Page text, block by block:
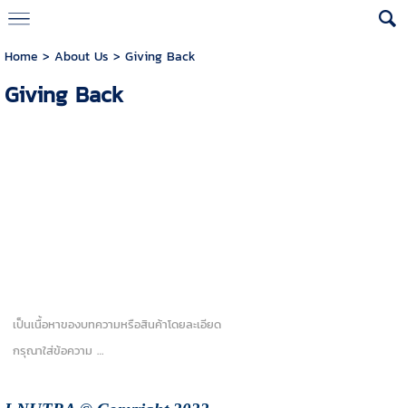
Home > About Us > Giving Back
Giving Back
เป็นเนื้อหาของบทความหรือสินค้าโดยละเอียด
กรุณาใส่ข้อความ …